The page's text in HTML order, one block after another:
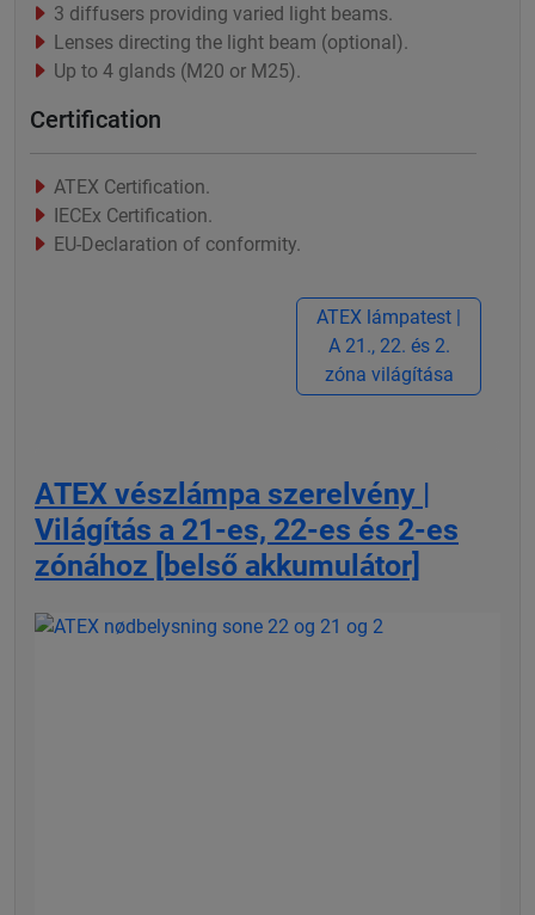
3 diffusers providing varied light beams.
Lenses directing the light beam (optional).
Up to 4 glands (M20 or M25).
Certification
ATEX Certification.
IECEx Certification.
EU-Declaration of conformity.
ATEX lámpatest |
A 21., 22. és 2.
zóna világítása
ATEX vészlámpa szerelvény |
Világítás a 21-es, 22-es és 2-es
zónához [belső akkumulátor]